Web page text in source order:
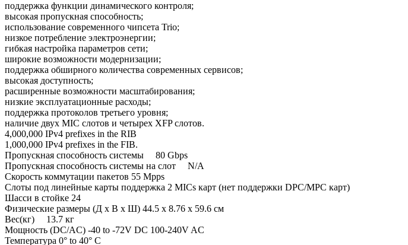
поддержка функции динамического контроля;
высокая пропускная способность;
использование современного чипсета Trio;
низкое потребление электроэнергии;
гибкая настройка параметров сети;
широкие возможности модернизации;
поддержка обширного количества современных сервисов;
высокая доступность;
расширенные возможности масштабирования;
низкие эксплуатационные расходы;
поддержка протоколов третьего уровня;
наличие двух MIC слотов и четырех XFP слотов.
4,000,000 IPv4 prefixes in the RIB
1,000,000 IPv4 prefixes in the FIB.
Пропускная способность системы 80 Gbps
Пропускная способность системы на слот N/A
Скорость коммутации пакетов 55 Mpps
Слоты под линейные карты поддержка 2 MICs карт (нет поддержки DPC/MPC карт)
Шасси в стойке 24
Физические размеры (Д x В x Ш) 44.5 x 8.76 x 59.6 см
Вес(кг) 13.7 кг
Мощность (DC/AC) -40 to -72V DC 100-240V AC
Температура 0° to 40° C